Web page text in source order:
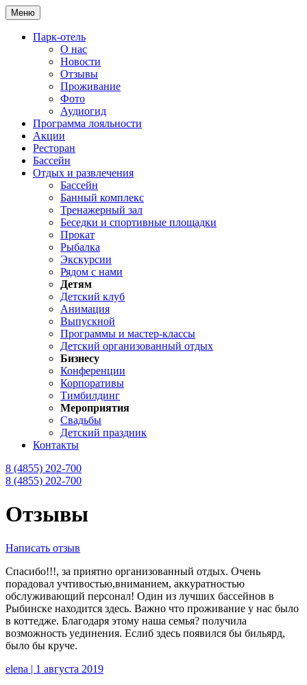
Меню
Парк-отель
О нас
Новости
Отзывы
Проживание
Фото
Аудиогид
Программа лояльности
Акции
Ресторан
Бассейн
Отдых и развлечения
Бассейн
Банный комплекс
Тренажерный зал
Беседки и спортивные площадки
Прокат
Рыбалка
Экскурсии
Рядом с нами
Детям
Детский клуб
Анимация
Выпускной
Программы и мастер-классы
Детский организованный отдых
Бизнесу
Конференции
Корпоративы
Тимбилдинг
Мероприятия
Свадьбы
Детский праздник
Контакты
8 (4855) 202-700
8 (4855) 202-700
Отзывы
Написать отзыв
Спасибо!!!, за приятно организованный отдых. Очень
порадовал учтивостью,вниманием, аккуратностью
обслуживающий персонал! Один из лучших бассейнов в
Рыбинске находится здесь. Важно что проживание у нас было
в коттедже. Благодаря этому наша семья? получила
возможность уединения. Еслиб здесь появился бы бильярд,
было бы круче.
elena | 1 августа 2019